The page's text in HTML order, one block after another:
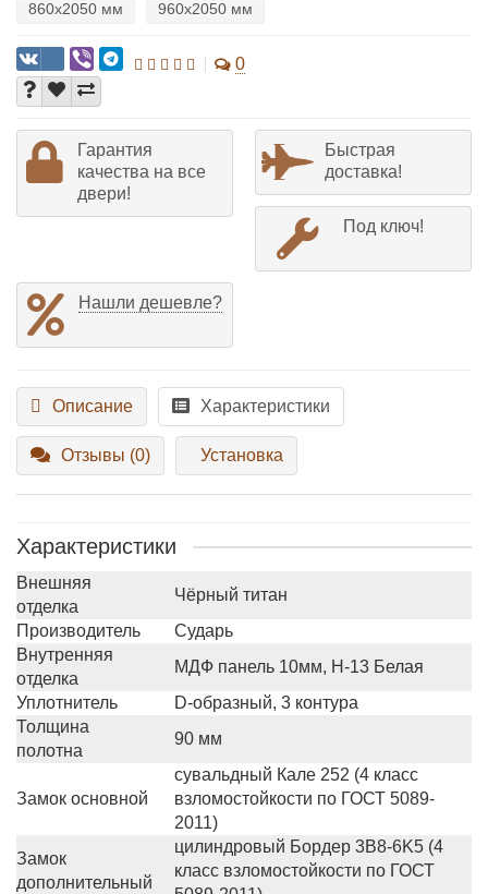
860х2050 мм 960х2050 мм
0
Гарантия
качества на все
двери!
Быстрая
доставка!
Под ключ!
Нашли дешевле?
Описание Характеристики
Отзывы (0) Установка
Характеристики
Внешняя
отделка
Чёрный титан
Производитель
Сударь
Внутренняя
отделка
МДФ панель 10мм, Н-13 Белая
Уплотнитель
D-образный, 3 контура
Толщина
полотна
90 мм
Замок основной
сувальдный Кале 252 (4 класс
взломостойкости по ГОСТ 5089-
2011)
Замок
дополнительный
цилиндровый Бордер 3B8-6K5 (4
класс взломостойкости по ГОСТ